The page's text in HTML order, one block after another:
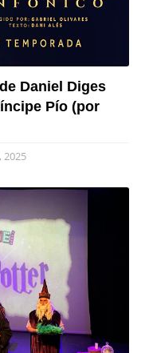
Daniel Diges
Pío (por
2025